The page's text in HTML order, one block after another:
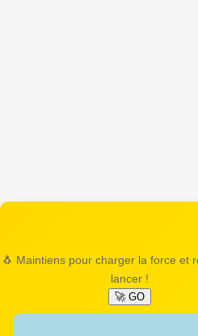
🐧 Maintiens pour charger la force et
lancer !
🚀 GO